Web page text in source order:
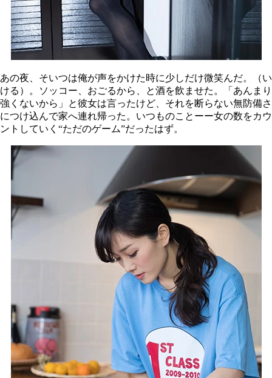
あの夜、そいつは俺が声をかけた時に少しだけ微笑んだ。（い
ける）。ソッコー、おごるから、と酒を飲ませた。「あんまり
強くないから」と彼女は言ったけど、それを断らない無防備さ
につけ込んで家へ連れ帰った。いつものことーー女の数をカウ
ントしていく“ただのゲーム”だったはず。